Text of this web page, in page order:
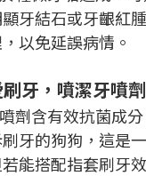
牙結石或牙齦紅
以免延誤病情。
牙，噴潔牙噴
劑含有效抗菌成
牙的狗狗，這是
能搭配指套刷牙